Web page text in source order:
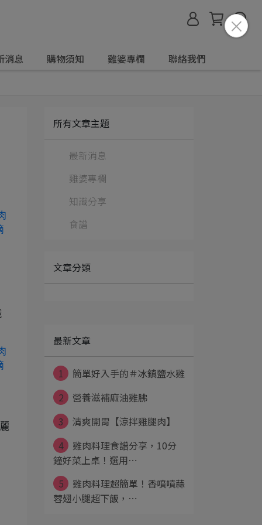
消息 購物須知 雞婆專欄 聯絡我們
所有文章主題
最新消息
雞婆專欄
知識分享
食譜
文章分類
最新文章
1
簡單好入手的＃冰鎮鹽水雞
2
營養滋補麻油雞胇
3
清爽開胃【涼拌雞腿肉】
4
雞肉料理食譜分享，10分
鐘好菜上桌！選用⋯
5
雞肉料理超簡單！香噴噴蒜
蓉翅小腿超下飯，⋯